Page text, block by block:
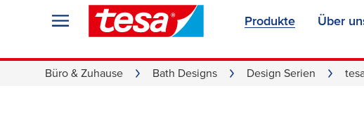
Produkte Über
Büro & Zuhause Bath Designs Design Serien